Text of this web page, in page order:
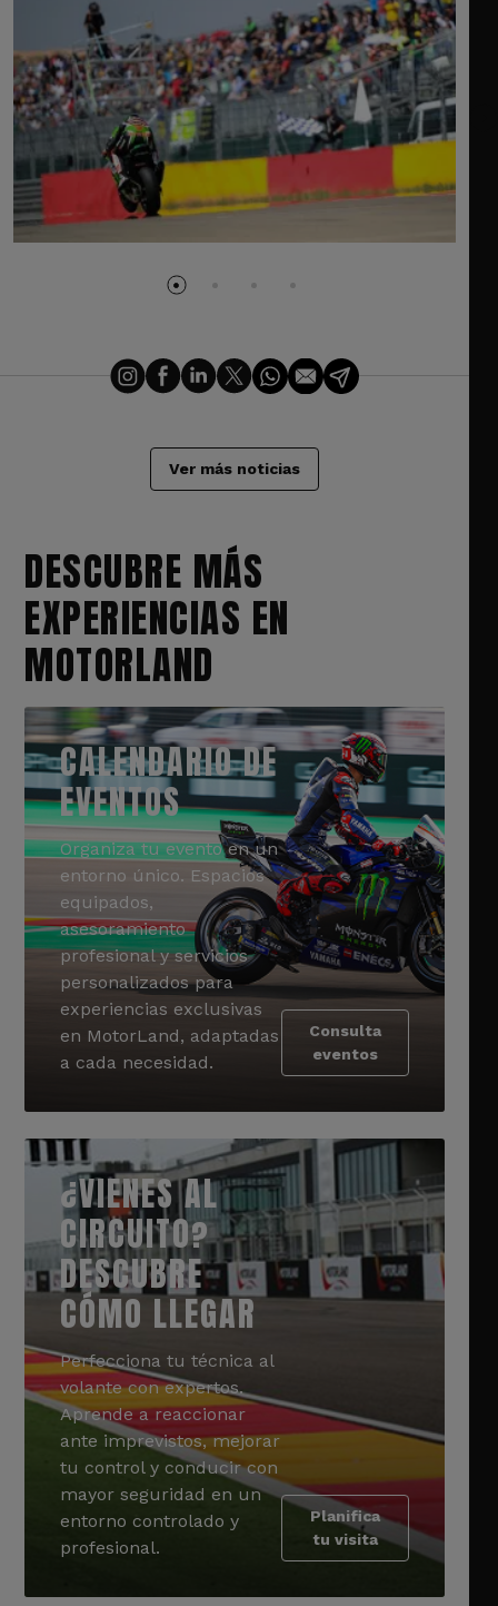
Ver más noticias
DESCUBRE MÁS
EXPERIENCIAS EN
MOTORLAND
CALENDARIO DE
EVENTOS
Organiza tu evento en un
entorno único. Espacios
equipados,
asesoramiento
profesional y servicios
personalizados para
experiencias exclusivas
en MotorLand, adaptadas
a cada necesidad.
Consulta
eventos
¿VIENES AL
CIRCUITO?
DESCUBRE
CÓMO LLEGAR
Perfecciona tu técnica al
volante con expertos.
Aprende a reaccionar
ante imprevistos, mejorar
tu control y conducir con
mayor seguridad en un
entorno controlado y
profesional.
Planifica
tu visita